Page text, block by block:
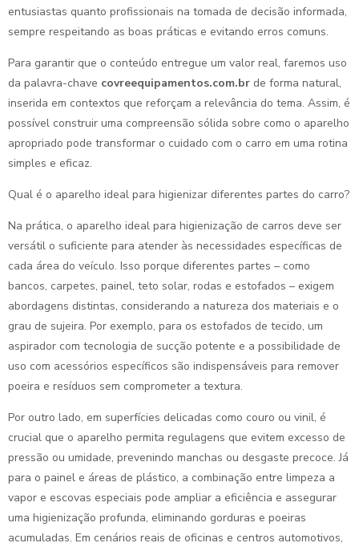
entusiastas quanto profissionais na tomada de decisão informada,
sempre respeitando as boas práticas e evitando erros comuns.
Para garantir que o conteúdo entregue um valor real, faremos uso
da palavra-chave covreequipamentos.com.br de forma natural,
inserida em contextos que reforçam a relevância do tema. Assim, é
possível construir uma compreensão sólida sobre como o aparelho
apropriado pode transformar o cuidado com o carro em uma rotina
simples e eficaz.
Qual é o aparelho ideal para higienizar diferentes partes do carro?
Na prática, o aparelho ideal para higienização de carros deve ser
versátil o suficiente para atender às necessidades específicas de
cada área do veículo. Isso porque diferentes partes – como
bancos, carpetes, painel, teto solar, rodas e estofados – exigem
abordagens distintas, considerando a natureza dos materiais e o
grau de sujeira. Por exemplo, para os estofados de tecido, um
aspirador com tecnologia de sucção potente e a possibilidade de
uso com acessórios específicos são indispensáveis para remover
poeira e resíduos sem comprometer a textura.
Por outro lado, em superfícies delicadas como couro ou vinil, é
crucial que o aparelho permita regulagens que evitem excesso de
pressão ou umidade, prevenindo manchas ou desgaste precoce. Já
para o painel e áreas de plástico, a combinação entre limpeza a
vapor e escovas especiais pode ampliar a eficiência e assegurar
uma higienização profunda, eliminando gorduras e poeiras
acumuladas. Em cenários reais de oficinas e centros automotivos,